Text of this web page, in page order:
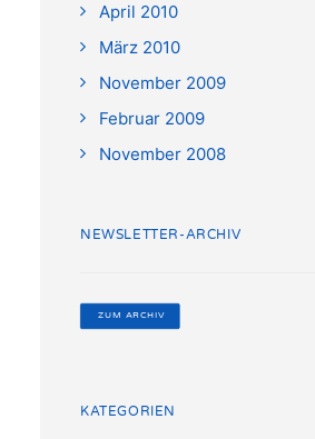
April 2010
März 2010
November 2009
Februar 2009
November 2008
NEWSLETTER-ARCHIV
ZUM ARCHIV
KATEGORIEN